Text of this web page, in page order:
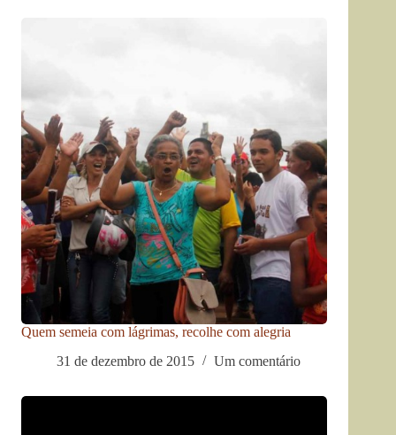
Quem semeia com lágrimas, recolhe com alegria
31 de dezembro de 2015
Um comentário